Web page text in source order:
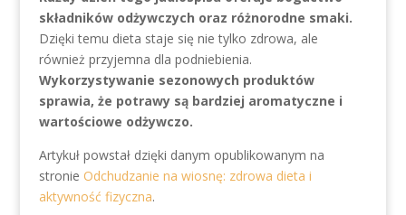
składników odżywczych oraz różnorodne smaki.
Dzięki temu dieta staje się nie tylko zdrowa, ale
również przyjemna dla podniebienia.
Wykorzystywanie sezonowych produktów
sprawia, że potrawy są bardziej aromatyczne i
wartościowe odżywczo.
Artykuł powstał dzięki danym opublikowanym na
stronie Odchudzanie na wiosnę: zdrowa dieta i
aktywność fizyczna.